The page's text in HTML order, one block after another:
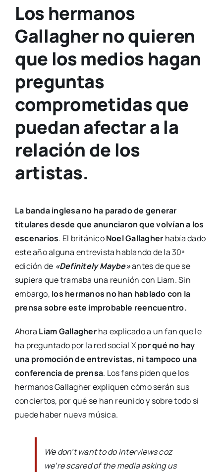
Los hermanos
Gallagher no quieren
que los medios hagan
preguntas
comprometidas que
puedan afectar a la
relación de los
artistas.
La banda inglesa no ha parado de generar
titulares desde que anunciaron que volvían a los
escenarios. El británicoNoel Gallagher había dado
este año alguna entrevista hablando de la 30ª
edición de «Definitely Maybe»antes de que se
supiera que tramaba una reunión con Liam. Sin
embargo, los hermanos no han hablado con la
prensa sobre este improbable reencuentro.
Ahora Liam Gallagherha explicado a un fan que le
ha preguntado por la red social X por qué no hay
una promoción de entrevistas, ni tampoco una
conferencia de prensa. Los fans piden que los
hermanos Gallagher expliquen cómo serán sus
conciertos, por qué se han reunido y sobre todo si
puede haber nueva música.
We don’t want to do interviews coz
we’re scared of the media asking us